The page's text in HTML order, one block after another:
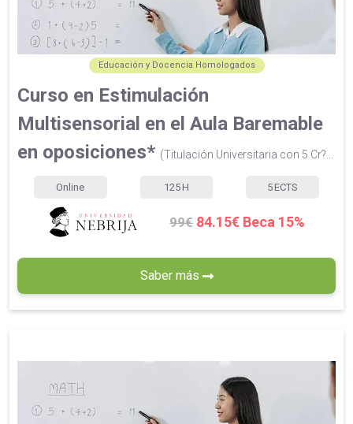
Educación y Docencia Homologados
Curso en Estimulación
Multisensorial en el Aula Baremable
en oposiciones* (Titulación Universitaria con 5 Cr?...
Online 125 H 5 ECTS
99€ 84.15€ Beca 15%
Saber más